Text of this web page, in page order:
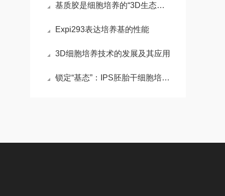
基质胶是细胞培养的“3D生态模拟器”，解锁组织工程新维度
Expi293表达培养基的性能
3D细胞培养技术的发展及其应用
锁定“基态”：IPS胚胎干细胞培养基的化学重编程术